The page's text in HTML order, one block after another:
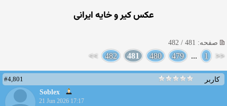
عکس کیر و خایه ایرانی
صفحه: 481 / 482
<<
1
...
479
480
481
482
>>
کاربر
#4,801
Soblex
21 Jun 2026 17:17